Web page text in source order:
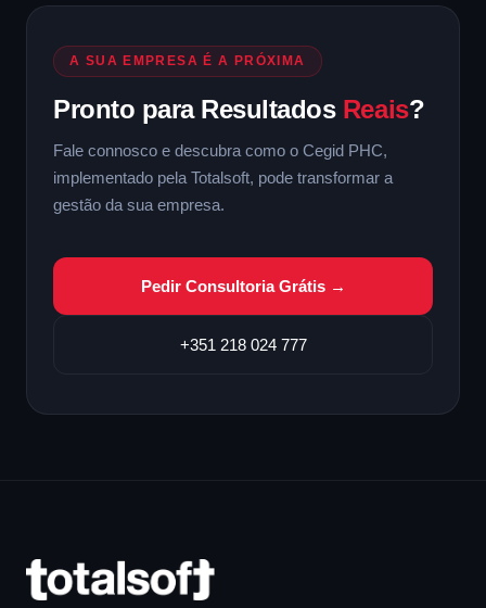
A SUA EMPRESA É A PRÓXIMA
Pronto para Resultados Reais?
Fale connosco e descubra como o Cegid PHC,
implementado pela Totalsoft, pode transformar a
gestão da sua empresa.
Pedir Consultoria Grátis →
+351 218 024 777